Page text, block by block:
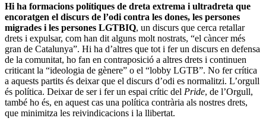
Hi ha formacions polítiques de dreta extrema i ultradreta que
encoratgen el discurs de l’odi contra les dones, les persones
migrades i les persones LGTBIQ, un discurs que cerca retallar
drets i expulsar, com han dit alguns molt nostrats, “el càncer més
gran de Catalunya”. Hi ha d’altres que tot i fer un discurs en defensa
de la comunitat, ho fan en contraposició a altres drets i continuen
criticant la “ideologia de gènere” o el “lobby LGTB”. No fer crítica
a aquests partits és deixar que el discurs d’odi es normalitzi. L’orgull
és política. Deixar de ser i fer un espai crític del Pride, de l’Orgull,
també ho és, en aquest cas una política contrària als nostres drets,
que minimitza les reivindicacions i la llibertat.